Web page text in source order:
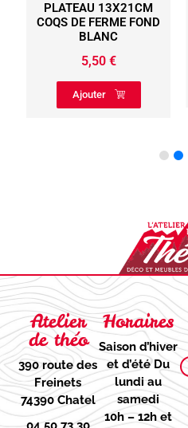
PLATEAU 13X21CM
COQS DE FERME FOND
BLANC
5,50 €
Ajouter
Atelier
de théo
390 route des
Freinets
74390 Chatel
Horaires
Saison d’hiver
et d’étéDu
lundi au
samedi
10h – 12h et